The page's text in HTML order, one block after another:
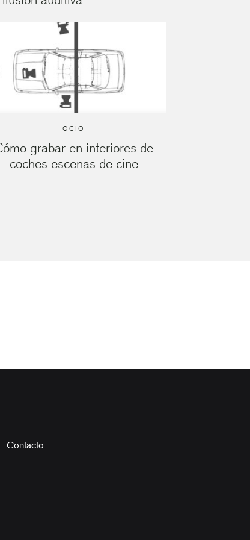
OCIO
grabar en interiores de
coches escenas de cine
Contacto